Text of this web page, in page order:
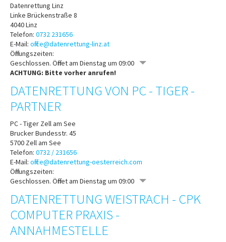
Datenrettung Linz
Linke Brückenstraße 8
4040Linz
Telefon: 0732 231656
E-Mail: office@datenrettung-linz.at
Öffnungszeiten:
Geschlossen. Öffnet am Dienstag um 09:00
ACHTUNG: Bitte vorher anrufen!
DATENRETTUNG VON PC - TIGER -
PARTNER
PC - Tiger Zell am See
Brucker Bundesstr. 45
5700 Zell am See
Telefon: 0732 / 231656
E-Mail: office@datenrettung-oesterreich.com
Öffnungszeiten:
Geschlossen. Öffnet am Dienstag um 09:00
DATENRETTUNG WEISTRACH - CPK
COMPUTER PRAXIS -
ANNAHMESTELLE